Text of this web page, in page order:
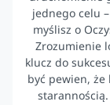
jednego celu
myślisz o
Zrozumienie
klucz do
być pewien, że